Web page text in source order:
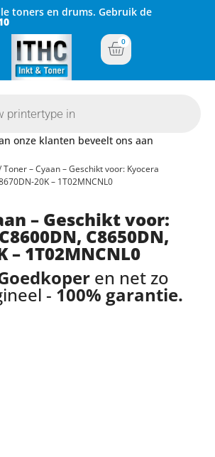
toners en drums. Gebruik de
0
onze klanten beveelt ons aan
Toner – Cyaan – Geschikt voor: Kyocera
20K – 1T02MNCNL0
– Geschikt voor:
C8650DN,
– 1T02MNCNL0
en net zo
- 100% garantie.